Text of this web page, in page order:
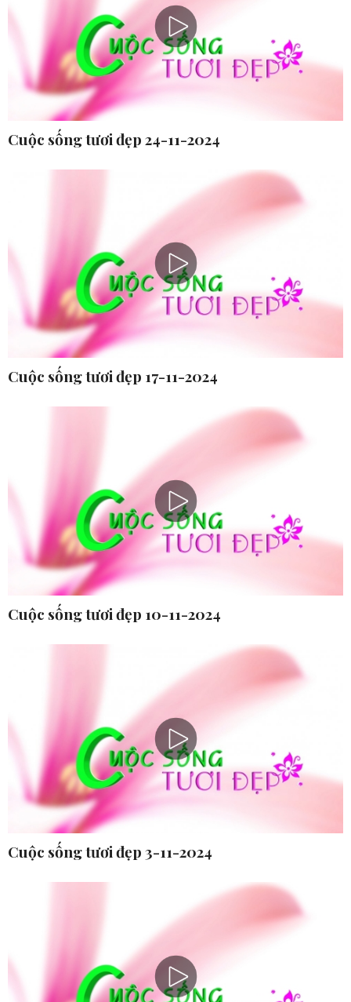
Cuộc sống tươi đẹp 24-11-2024
Cuộc sống tươi đẹp 17-11-2024
Cuộc sống tươi đẹp 10-11-2024
Cuộc sống tươi đẹp 3-11-2024